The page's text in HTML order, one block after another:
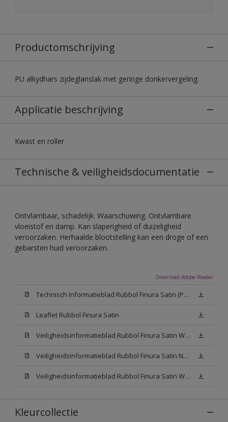
Productomschrijving
PU alkydhars zijdeglanslak met geringe donkervergeling.
Applicatie beschrijving
Kwast en roller
Technische & veiligheidsdocumentatie
Ontvlambaar, schadelijk. Waarschuwing. Ontvlambare
vloeistof en damp. Kan slaperigheid of duizeligheid
veroorzaken. Herhaalde blootstelling kan een droge of een
gebarsten huid veroorzaken.
Download Adobe Reader
Technisch Informatieblad Rubbol Finura Satin (PDF)
Leaflet Rubbol Finura Satin
Veiligheidsinformatieblad Rubbol Finura Satin W05 (MSDS)
Veiligheidsinformatieblad Rubbol Finura Satin N00 (MSDS)
Veiligheidsinformatieblad Rubbol Finura Satin White (MSDS)
Kleurcollectie